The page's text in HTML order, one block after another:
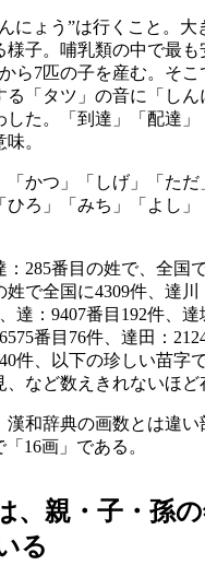
にょう”は行くこと。大
様子。哺乳類の中で最
ら7匹の子を産む。そこ
る「タツ」の音に「しん
した。「到達」「配達」
。
かつ」「しげ」「ただ
ひろ」「みち」「よし
285番目の姓で、全国
姓で全国に4309件、達川
達：9407番目192件、達
番目76件、達田：
件、以下の珍しい苗字
など数えきれないほど
漢和辞典の画数とは違い
16画」である。
、親・子・孫
る